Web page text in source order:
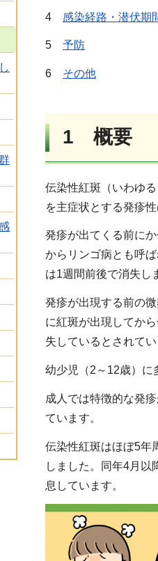
4 感染経路・潜伏期
5 予防
6 その他
1 概要
伝染性紅斑（いわゆ
を主症状とする発疹性
発疹が出てくる前に
からリンゴ病とも呼
は1週間前後で消失し
発疹が出現する前の
に紅斑が出現してか
失しているとされてい
幼少児（2～12歳）に
成人では特徴的な発
ています。
伝染性紅斑はほぼ5年
しました。同年4月以
息しています。